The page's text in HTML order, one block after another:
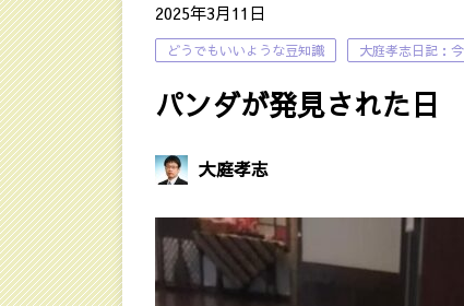
2025年3月11日
どうでもいいような豆知識 大庭孝志日記：
パンダが発見された日
大庭孝志